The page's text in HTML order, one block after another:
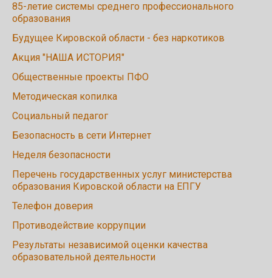
85-летие системы среднего профессионального
образования
Будущее Кировской области - без наркотиков
Акция "НАША ИСТОРИЯ"
Общественные проекты ПФО
Методическая копилка
Социальный педагог
Безопасность в сети Интернет
Неделя безопасности
Перечень государственных услуг министерства
образования Кировской области на ЕПГУ
Телефон доверия
Противодействие коррупции
Результаты независимой оценки качества
образовательной деятельности